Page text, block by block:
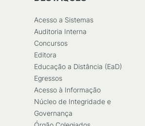
Acesso a Sistemas
Auditoria Interna
Concursos
Editora
Educação a Distância (EaD)
Egressos
Acesso à Informação
Núcleo de Integridade e
Governança